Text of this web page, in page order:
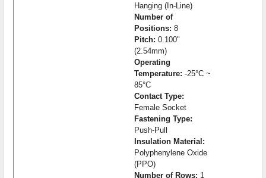
Hanging (In-Line)
Number of
Positions: 8
Pitch: 0.100"
(2.54mm)
Operating
Temperature: -25°C ~
85°C
Contact Type:
Female Socket
Fastening Type:
Push-Pull
Insulation Material:
Polyphenylene Oxide
(PPO)
Number of Rows: 1